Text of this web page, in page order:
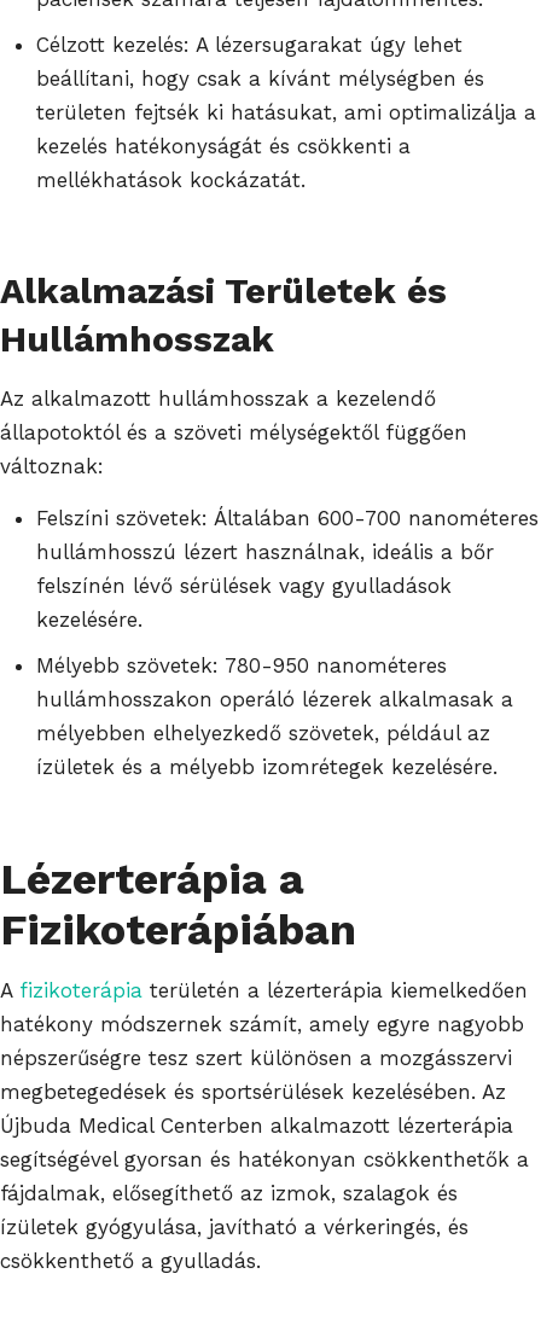
Célzott kezelés: A lézersugarakat úgy lehet
beállítani, hogy csak a kívánt mélységben és
területen fejtsék ki hatásukat, ami optimalizálja a
kezelés hatékonyságát és csökkenti a
mellékhatások kockázatát.
Alkalmazási Területek és
Hullámhosszak
Az alkalmazott hullámhosszak a kezelendő
állapotoktól és a szöveti mélységektől függően
változnak:
Felszíni szövetek: Általában 600-700 nanométeres
hullámhosszú lézert használnak, ideális a bőr
felszínén lévő sérülések vagy gyulladások
kezelésére.
Mélyebb szövetek: 780-950 nanométeres
hullámhosszakon operáló lézerek alkalmasak a
mélyebben elhelyezkedő szövetek, például az
ízületek és a mélyebb izomrétegek kezelésére.
Lézerterápia a
Fizikoterápiában
A fizikoterápia területén a lézerterápia kiemelkedően
hatékony módszernek számít, amely egyre nagyobb
népszerűségre tesz szert különösen a mozgásszervi
megbetegedések és sportsérülések kezelésében. Az
Újbuda Medical Centerben alkalmazott lézerterápia
segítségével gyorsan és hatékonyan csökkenthetők a
fájdalmak, elősegíthető az izmok, szalagok és
ízületek gyógyulása, javítható a vérkeringés, és
csökkenthető a gyulladás.